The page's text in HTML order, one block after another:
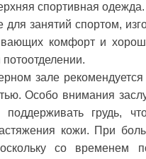
спортивная одежда.
занятий спортом,
комфорт и
зале
Особо внимания
грудь,
кожи. При
со временем